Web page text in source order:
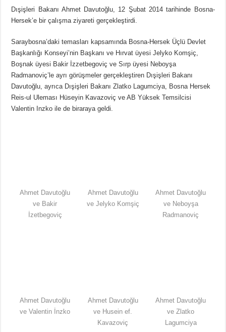
Dışişleri Bakanı Ahmet Davutoğlu, 12 Şubat 2014 tarihinde Bosna-
Hersek’e bir çalışma ziyareti gerçekleştirdi.
Saraybosna’daki temasları kapsamında Bosna-Hersek Üçlü Devlet
Başkanlığı Konseyi’nin Başkanı ve Hırvat üyesi Jelyko Komşiç,
Boşnak üyesi Bakir İzzetbegoviç ve Sırp üyesi Neboyşa
Radmanoviç’le ayrı görüşmeler gerçekleştiren Dışişleri Bakanı
Davutoğlu, ayrıca Dışişleri Bakanı Zlatko Lagumciya, Bosna Hersek
Reis-ul Uleması Hüseyin Kavazoviç ve AB Yüksek Temsilcisi
Valentin Inzko ile de biraraya geldi.
Ahmet Davutoğlu
ve Bakir
İzetbegoviç
Ahmet Davutoğlu
ve Jelyko Komşiç
Ahmet Davutoğlu
ve Neboyşa
Radmanoviç
Ahmet Davutoğlu
ve Valentin İnzko
Ahmet Davutoğlu
ve Husein ef.
Kavazoviç
Ahmet Davutoğlu
ve Zlatko
Lagumciya